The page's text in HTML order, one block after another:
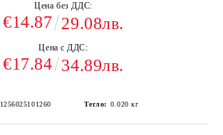
Цена без ДДС:
€14.87 29.08лв.
Цена с ДДС:
€17.84 34.89лв.
1256025101260 Тегло: 0.020 кг